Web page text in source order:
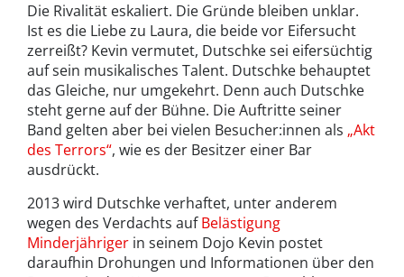
Die Rivalität eskaliert. Die Gründe bleiben unklar.
Ist es die Liebe zu Laura, die beide vor Eifersucht
zerreißt? Kevin vermutet, Dutschke sei eifersüchtig
auf sein musikalisches Talent. Dutschke behauptet
das Gleiche, nur umgekehrt. Denn auch Dutschke
steht gerne auf der Bühne. Die Auftritte seiner
Band gelten aber bei vielen Besucher:innen als „Akt
des Terrors“, wie es der Besitzer einer Bar
ausdrückt.
2013 wird Dutschke verhaftet, unter anderem
wegen des Verdachts aufBelästigung
Minderjähriger in seinem Dojo Kevin postet
daraufhin Drohungen und Informationen über den